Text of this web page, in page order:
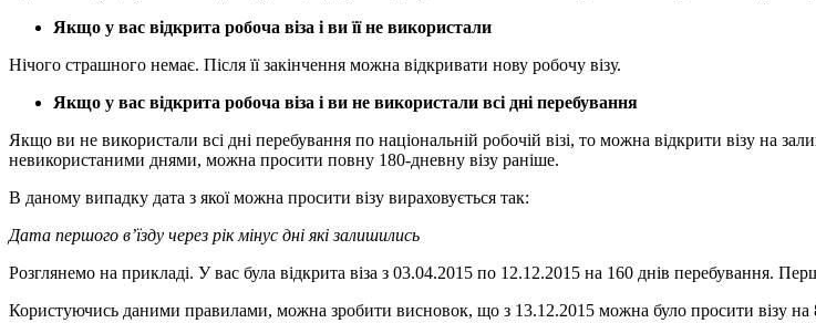
Якщо у вас відкрита робоча віза і ви її не використали
Нічого страшного немає. Після її закінчення можна відкривати нову робочу візу.
Якщо у вас відкрита робоча віза і ви не використали всі дні перебування
Якщо ви не використали всі дні перебування по національній робочій візі, то можна відкрити візу на
невикористаними днями, можна просити повну 180-дневну візу раніше.
В даному випадку дата з якої можна просити візу вираховується так:
Дата першого в’їзду через рік мінус дні які залишились
Розглянемо на прикладі. У вас була відкрита віза з 03.04.2015 по 12.12.2015 на 160 днів перебування.
Користуючись даними правилами, можна зробити висновок, що з 13.12.2015 можна було просити візу на